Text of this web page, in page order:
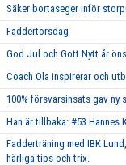
Säker bortaseger inför
Faddertorsdag
God Jul och Gott Nytt år
Coach Ola inspirerar och
100% försvarsinsats gav ny
Han är tillbaka: #53 Hannes
Fadderträning med IBK
härliga tips och trix.